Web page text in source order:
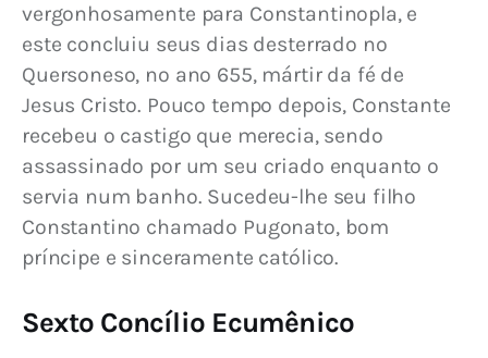
vergonhosamente para Constantinopla, e
este concluiu seus dias desterrado no
Quersoneso, no ano 655, mártir da fé de
Jesus Cristo. Pouco tempo depois, Constante
recebeu o castigo que merecia, sendo
assassinado por um seu criado enquanto o
servia num banho. Sucedeu-lhe seu filho
Constantino chamado Pugonato, bom
príncipe e sinceramente católico.
Sexto Concílio Ecumênico